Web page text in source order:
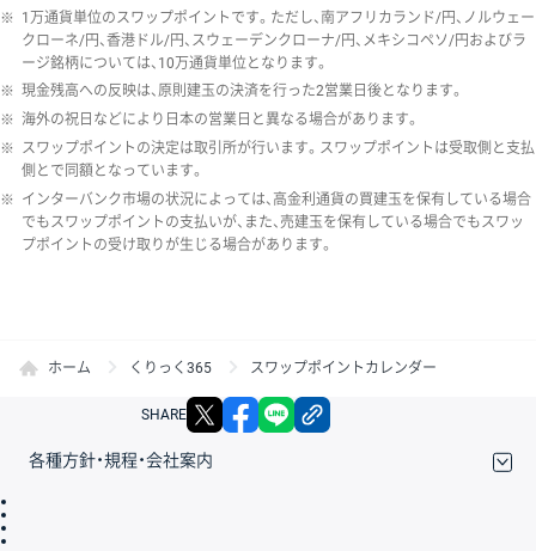
※ 1万通貨単位のスワップポイントです。ただし、南アフリカランド/円、ノルウェー
クローネ/円、香港ドル/円、スウェーデンクローナ/円、メキシコペソ/円およびラ
ージ銘柄については、10万通貨単位となります。
※ 現金残高への反映は、原則建玉の決済を行った2営業日後となります。
※ 海外の祝日などにより日本の営業日と異なる場合があります。
※ スワップポイントの決定は取引所が行います。スワップポイントは受取側と支払
側とで同額となっています。
※ インターバンク市場の状況によっては、高金利通貨の買建玉を保有している場合
でもスワップポイントの支払いが、また、売建玉を保有している場合でもスワッ
プポイントの受け取りが生じる場合があります。
ホーム くりっく365 スワップポイントカレンダー
SHARE X facebook
各種方針・規程・会社案内